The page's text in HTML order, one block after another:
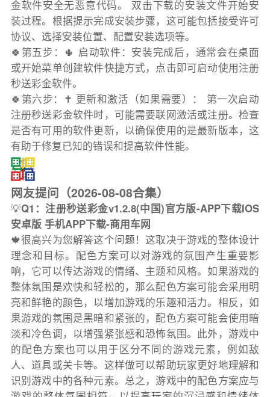
金软件安全无恶意代码。 双击下载的安装文件开始安
装过程。根据提示完成安装步骤，这可能包括接受许可
协议、选择安装位置、配置安装选项等。
🍀第五步：🌵 启动软件：安装完成后，通常会在桌面
或开始菜单创建软件快捷方式，点击即可启动使用注册
秒送彩金软件。
🍀第六步：✝️ 更新和激活（如果需要）： 第一次启动
注册秒送彩金软件时，可能需要联网激活或注册。检查
是否有可用的软件更新，以确保使用的是最新版本，这
有助于修复已知的错误和提高软件性能。
网友提问（2026-08-08合集）
💡Q1：注册秒送彩金v1.2.8(中国)官方版-APP下载IOS
安卓版 手机APP下载-商用车网
🍁很高兴为您解答这个问题！这取决于游戏的整体设计
理念和目标。配色方案可以对游戏的氛围产生重要影
响，它可以传达游戏的情绪、主题和风格。如果游戏的
整体氛围是欢快和轻松的，那么配色方案可能会采用明
亮和鲜艳的颜色，以增加游戏的乐趣和活力。相反，如
果游戏的氛围是黑暗和紧张的，配色方案可能会使用暗
淡和冷色调，以增强紧张感和恐怖氛围。此外，游戏中
的配色方案也可以用于区分不同的游戏元素，例如敌
人、道具或关卡等。这样做可以帮助玩家更好地理解和
识别游戏中的各种元素。总之，游戏中的配色方案应与